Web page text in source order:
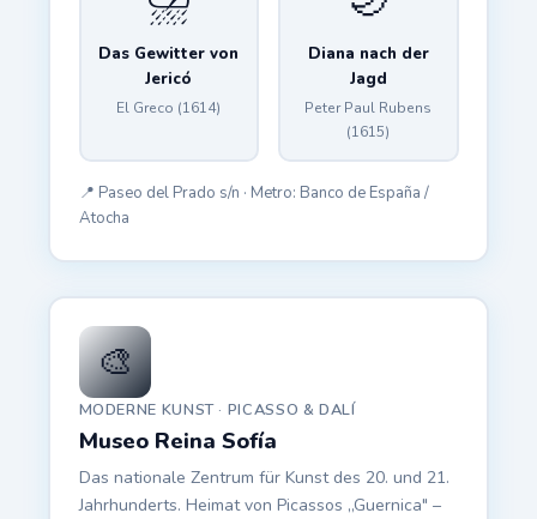
Das Gewitter von
Jericó
El Greco (1614)
Diana nach der
Jagd
Peter Paul Rubens
(1615)
📍 Paseo del Prado s/n · Metro: Banco de España /
Atocha
🎨
MODERNE KUNST · PICASSO & DALÍ
Museo Reina Sofía
Das nationale Zentrum für Kunst des 20. und 21.
Jahrhunderts. Heimat von Picassos „Guernica" –